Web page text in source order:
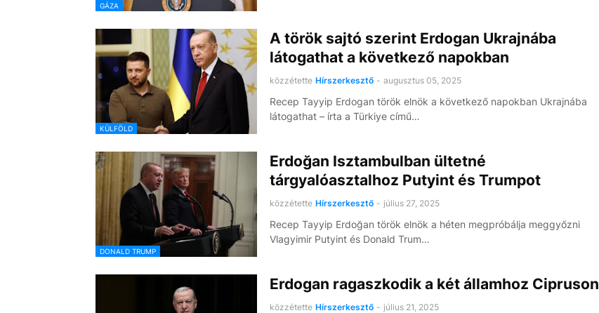
GÁZA
KÜLFÖLD
A török sajtó szerint Erdogan Ukrajnába
látogathat a következő napokban
közzétette Hírszerkesztő - augusztus 05, 2025
Recep Tayyip Erdogan török elnök a következő napokban Ukrajnába
látogathat – írta a Türkiye című…
DONALD TRUMP
Erdoğan Isztambulban ültetné
tárgyalóasztalhoz Putyint és Trumpot
közzétette Hírszerkesztő - július 27, 2025
Recep Tayyip Erdoğan török elnök a héten megpróbálja meggyőzni
Vlagyimir Putyint és Donald Trum…
Erdogan ragaszkodik a két államhoz Cipruson
közzétette Hírszerkesztő - július 21, 2025